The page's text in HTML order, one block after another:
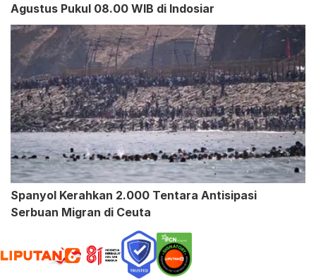
Agustus Pukul 08.00 WIB di Indosiar
Spanyol Kerahkan 2.000 Tentara Antisipasi
Serbuan Migran di Ceuta